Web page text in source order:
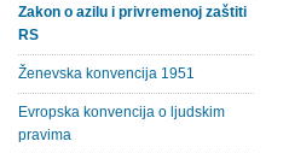
Zakon o azilu i privremenoj zaštiti
RS
Ženevska konvencija 1951
Evropska konvencija o ljudskim
pravima